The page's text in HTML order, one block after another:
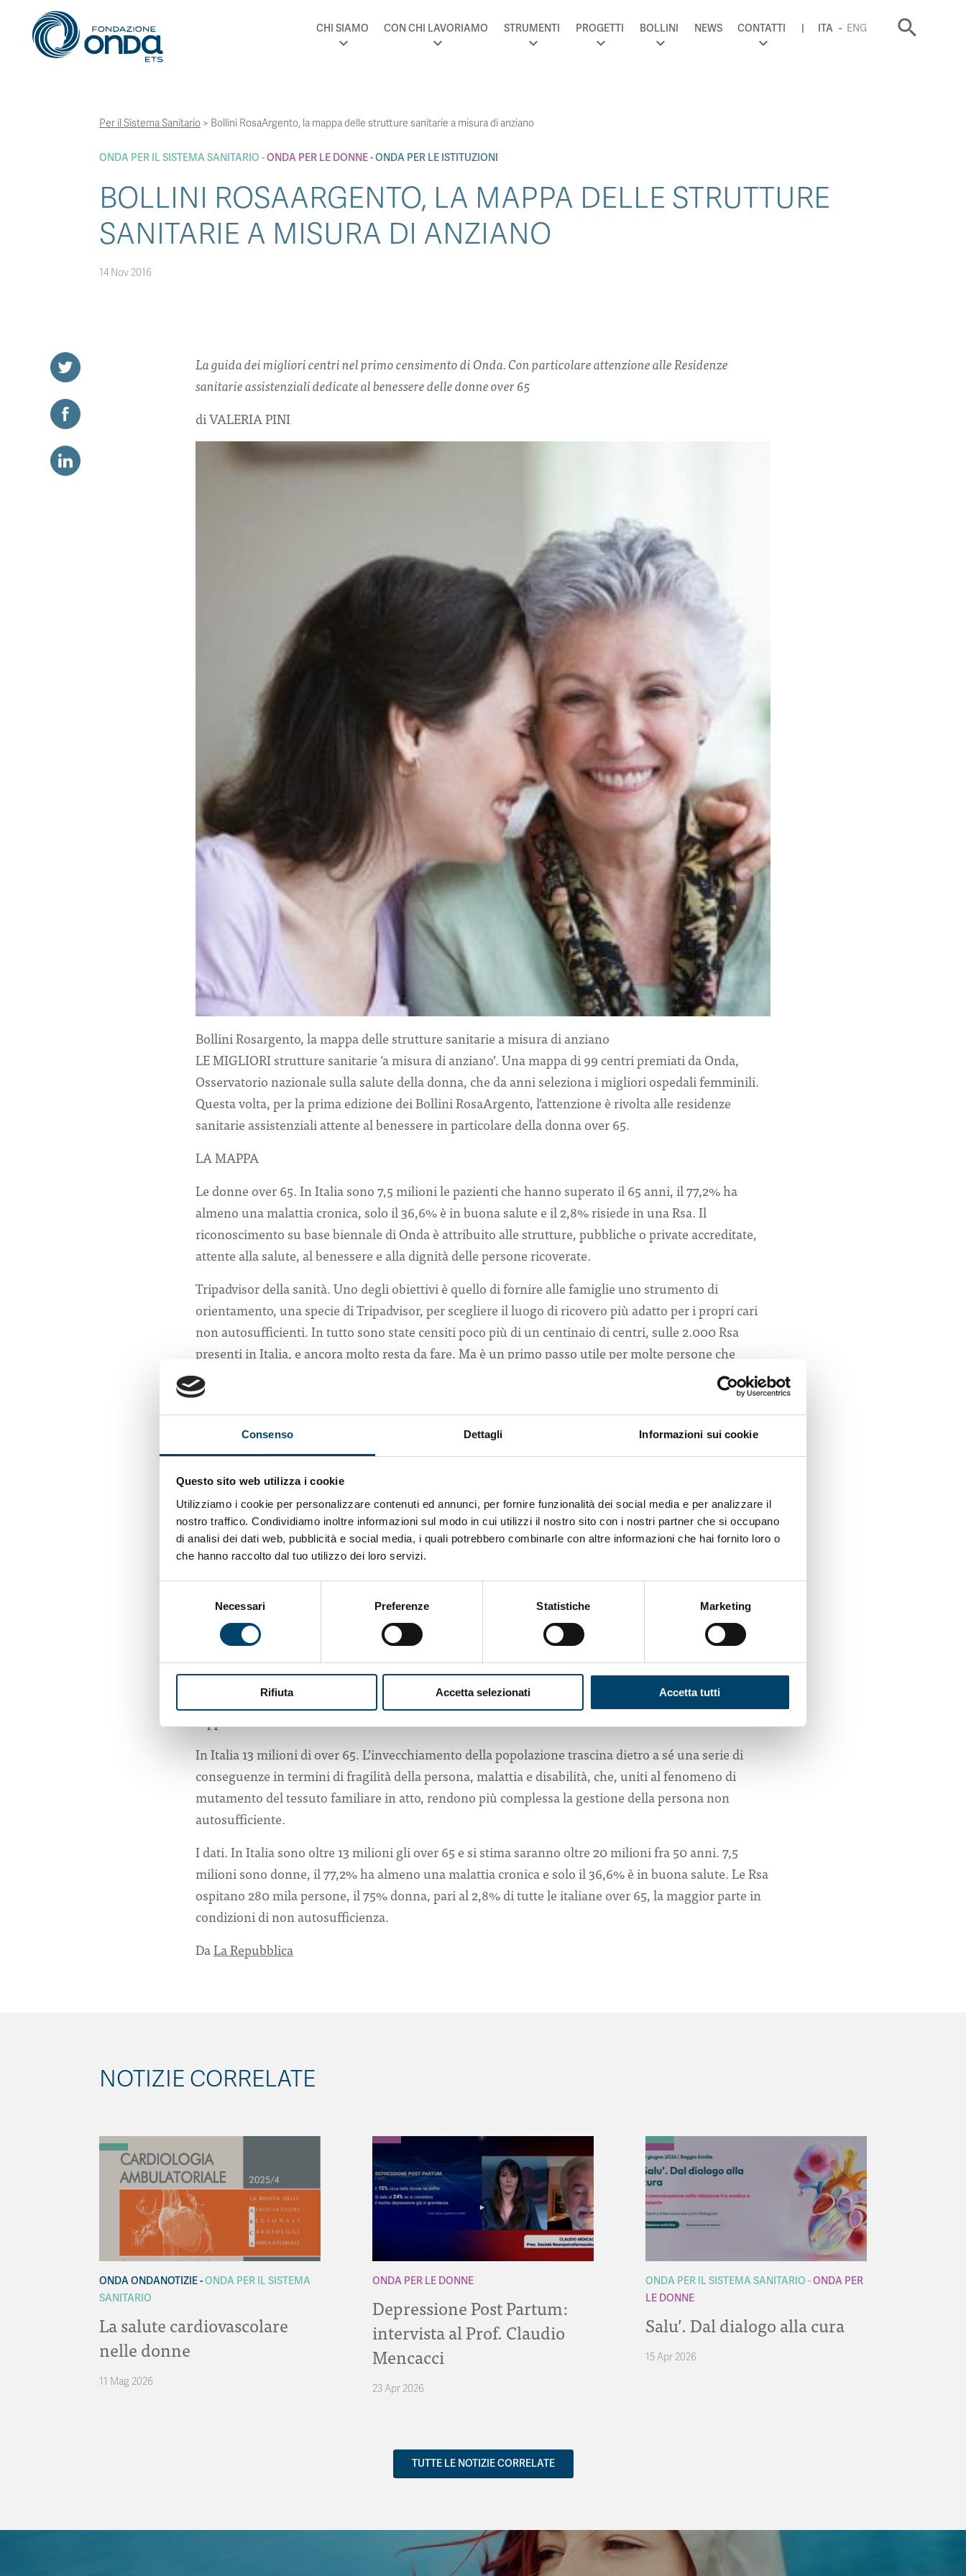
Consenso Dettagli Informazioni sui cookie
Questo sito web utilizza i cookie
Utilizziamo i cookie per personalizzare contenuti ed annunci, per fornire funzionalità dei social media e per analizzare il
nostro traffico. Condividiamo inoltre informazioni sul modo in cui utilizzi il nostro sito con i nostri partner che si occupano
di analisi dei dati web, pubblicità e social media, i quali potrebbero combinarle con altre informazioni che hai fornito loro o
che hanno raccolto dal tuo utilizzo dei loro servizi.
Necessari Preferenze Statistiche Marketing
Rifiuta Accetta selezionati Accetta tutti
CHI SIAMO CON CHI LAVORIAMO STRUMENTI PROGETTI BOLLINI NEWS CONTATTI ITA ENG search
Per il Sistema Sanitario > Bollini RosaArgento, la mappa delle strutture sanitarie a misura di anziano
ONDA PER IL SISTEMA SANITARIO ONDA PER LE DONNE ONDA PER LE ISTITUZIONI
BOLLINI ROSAARGENTO, LA MAPPA DELLE STRUTTURE
SANITARIE A MISURA DI ANZIANO
14 Nov 2016
La guida dei migliori centri nel primo censimento di Onda. Con particolare attenzione alle Residenze
sanitarie assistenziali dedicate al benessere delle donne over 65
di VALERIA PINI
Bollini Rosargento, la mappa delle strutture sanitarie a misura di anziano
LE MIGLIORI strutture sanitarie ‘a misura di anziano’. Una mappa di 99 centri premiati da Onda,
Osservatorio nazionale sulla salute della donna, che da anni seleziona i migliori ospedali femminili.
Questa volta, per la prima edizione dei Bollini RosaArgento, l’attenzione è rivolta alle residenze
sanitarie assistenziali attente al benessere in particolare della donna over 65.
LA MAPPA
Le donne over 65. In Italia sono 7,5 milioni le pazienti che hanno superato il 65 anni, il 77,2% ha
almeno una malattia cronica, solo il 36,6% è in buona salute e il 2,8% risiede in una Rsa. Il
riconoscimento su base biennale di Onda è attribuito alle strutture, pubbliche o private accreditate,
attente alla salute, al benessere e alla dignità delle persone ricoverate.
Tripadvisor della sanità. Uno degli obiettivi è quello di fornire alle famiglie uno strumento di
orientamento, una specie di Tripadvisor, per scegliere il luogo di ricovero più adatto per i propri cari
non autosufficienti. In tutto sono state censiti poco più di un centinaio di centri, sulle 2.000 Rsa
presenti in Italia, e ancora molto resta da fare. Ma è un primo passo utile per molte persone che
devono capire come gestire la salute di un familiare. Dal mese di gennaio 2017, i servizi delle strutture
premiate, con i giudizi espressi dall’utenza, saranno consultabili sul sito www.bollinirosargento.it.
Le strutture. Le 99 strutture premiate sono in possesso dei requisiti, identificati da una commissione
di esperti, per garantire la migliore accoglienza degli ospiti. Fra queste ci sono non solo
caratteristiche socio-sanitarie, come un’adeguata assistenza clinica, caratteristiche del centro e servizi
ottenere il riconoscimento. Sulla base di questi criteri è stato attribuito il massimo riconoscimento
(tre bollini) a 12 Rsa, 83 hanno ricevuto 2 bollini e 4 strutture hanno ottenuto 1 bollino.
spiega Claudio Mencacci, direttore del dipartimento di salute mentale dell’Asst Fatebenefratelli Sacco
e presidente della Società italiana di psichiatria – . E’ rilevante, come fattore protettivo, il supporto
molte persone anziane. A che cosa può portare? “L’isolamento sociale risulta correlato a un maggior
rischio di depressione e di demenza – spiega ancora Mencacci – . Vivere solo per un anziano
rappresenta un ulteriore fattore di rischio”.
In Italia 13 milioni di over 65. L’invecchiamento della popolazione trascina dietro a sé una serie di
conseguenze in termini di fragilità della persona, malattia e disabilità, che, uniti al fenomeno di
mutamento del tessuto familiare in atto, rendono più complessa la gestione della persona non
autosufficiente.
I dati. In Italia sono oltre 13 milioni gli over 65 e si stima saranno oltre 20 milioni fra 50 anni. 7,5
milioni sono donne, il 77,2% ha almeno una malattia cronica e solo il 36,6% è in buona salute. Le Rsa
ospitano 280 mila persone, il 75% donna, pari al 2,8% di tutte le italiane over 65, la maggior parte in
condizioni di non autosufficienza.
DaLa Repubblica
NOTIZIE CORRELATE
ONDA ONDANOTIZIE ONDA PER IL SISTEMA
SANITARIO
La salute cardiovascolare
nelle donne
11 Mag 2026
ONDA PER LE DONNE
Depressione Post Partum:
intervista al Prof. Claudio
Mencacci
23 Apr 2026
ONDA PER IL SISTEMA SANITARIO
ONDA PER
LE DONNE
Salu’. Dal dialogo alla cura
15 Apr 2026
TUTTE LE NOTIZIE CORRELATE